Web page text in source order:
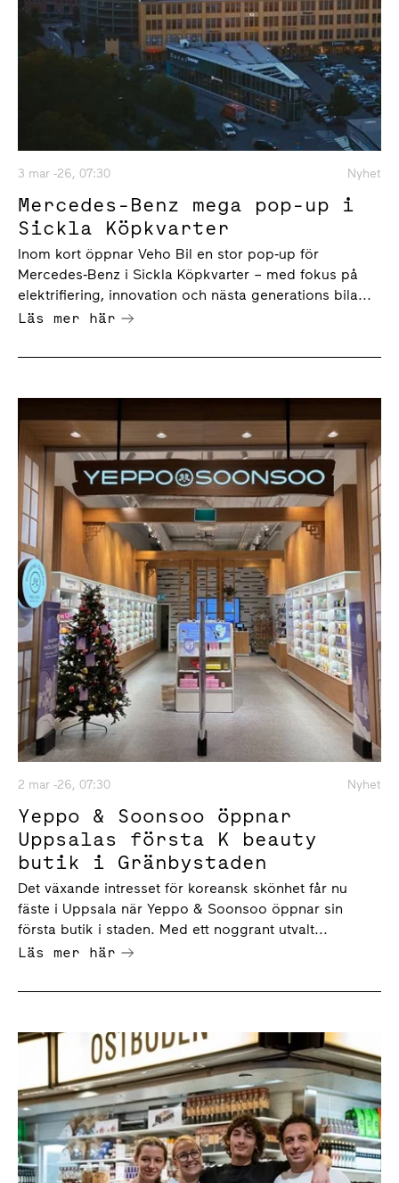
3 mar -26, 07:30 Nyhet
Mercedes-Benz mega pop-up i
Sickla Köpkvarter
Inom kort öppnar Veho Bil en stor pop‑up för
Mercedes‑Benz i Sickla Köpkvarter – med fokus på
elektrifiering, innovation och nästa generations bila...
Läs mer här
2 mar -26, 07:30 Nyhet
Yeppo & Soonsoo öppnar
Uppsalas första K beauty
butik i Gränbystaden
Det växande intresset för koreansk skönhet får nu
fäste i Uppsala när Yeppo & Soonsoo öppnar sin
första butik i staden. Med ett noggrant utvalt...
Läs mer här